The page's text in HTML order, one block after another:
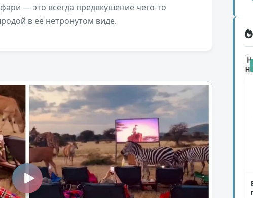
— это всегда предвкушение чего-то
в её нетронутом виде.